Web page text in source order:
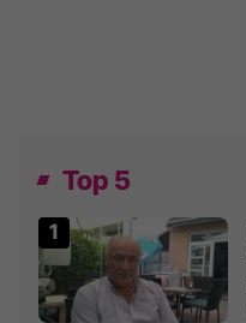
Top 5